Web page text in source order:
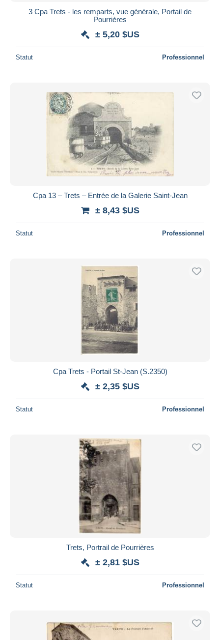
3 Cpa Trets - les remparts, vue générale, Portail de
Pourrières
± 5,20 $US
Statut Professionnel
Cpa 13 – Trets – Entrée de la Galerie Saint-Jean
± 8,43 $US
Statut Professionnel
Cpa Trets - Portail St-Jean (S.2350)
± 2,35 $US
Statut Professionnel
Trets, Portrail de Pourrières
± 2,81 $US
Statut Professionnel